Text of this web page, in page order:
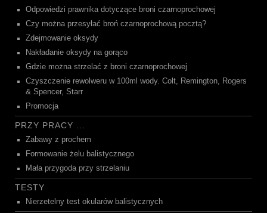
Odpowiedzi prawnika dotyczące broni czarnoprochowej
Czy można przesyłać broń czarnoprochową pocztą?
Zdejmowanie oksydy
Nakładanie oksydy na gorąco
Gdzie można strzelać z broni czarnoprochowej
Czyszczenie rewolweru w 100ml wody. Colt, Remington, Rogers
& Spencer, Starr
Promocja
PRZY PRACY …
Zabawy z prochem
Formowanie żelu balistycznego
Mała przygoda przy strzelaniu
TESTY
Nierzetelny test okularów balistycznych